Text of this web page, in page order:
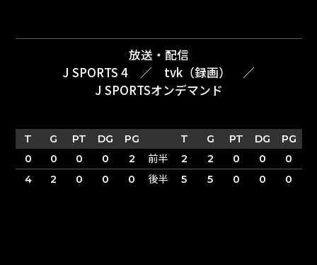
放送・配信
J SPORTS 4
／ tvk（録画）
／
J SPORTSオンデマンド
T G PT DG PG T G PT DG
PG
0
0 0 0 2 前半 2 2 0 0
0
4
2 0 0 0 後半 5 5 0 0 0